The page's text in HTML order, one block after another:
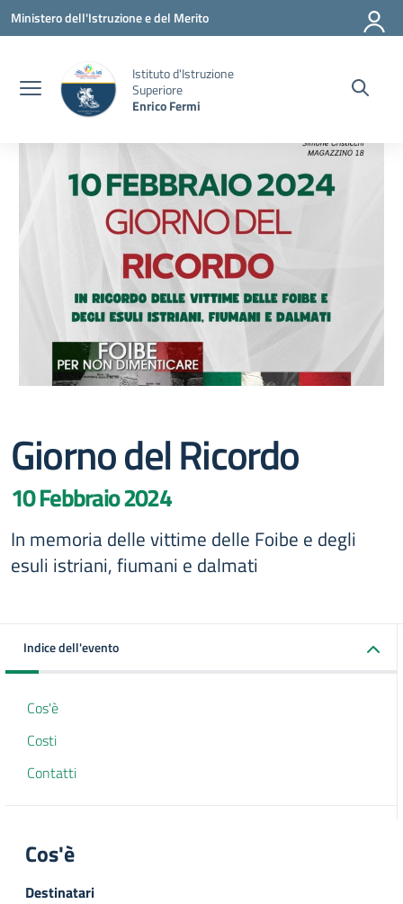
Vai ai contenuti
Vai al menu di navigazione
Vai al footer
Ministero dell'Istruzione e del Merito
Istituto d'Istruzione
Superiore
Enrico Fermi
Giorno del Ricordo
10 Febbraio 2024
In memoria delle vittime delle Foibe e degli
esuli istriani, fiumani e dalmati
Indice dell'evento
Cos'è
Costi
Contatti
Cos'è
Destinatari